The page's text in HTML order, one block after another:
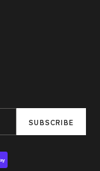
SUBSCRIBE